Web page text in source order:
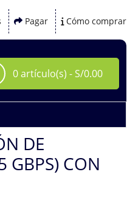
Pagar Cómo comprar
0 artículo(s) - S/0.00
DE
GBPS) CON